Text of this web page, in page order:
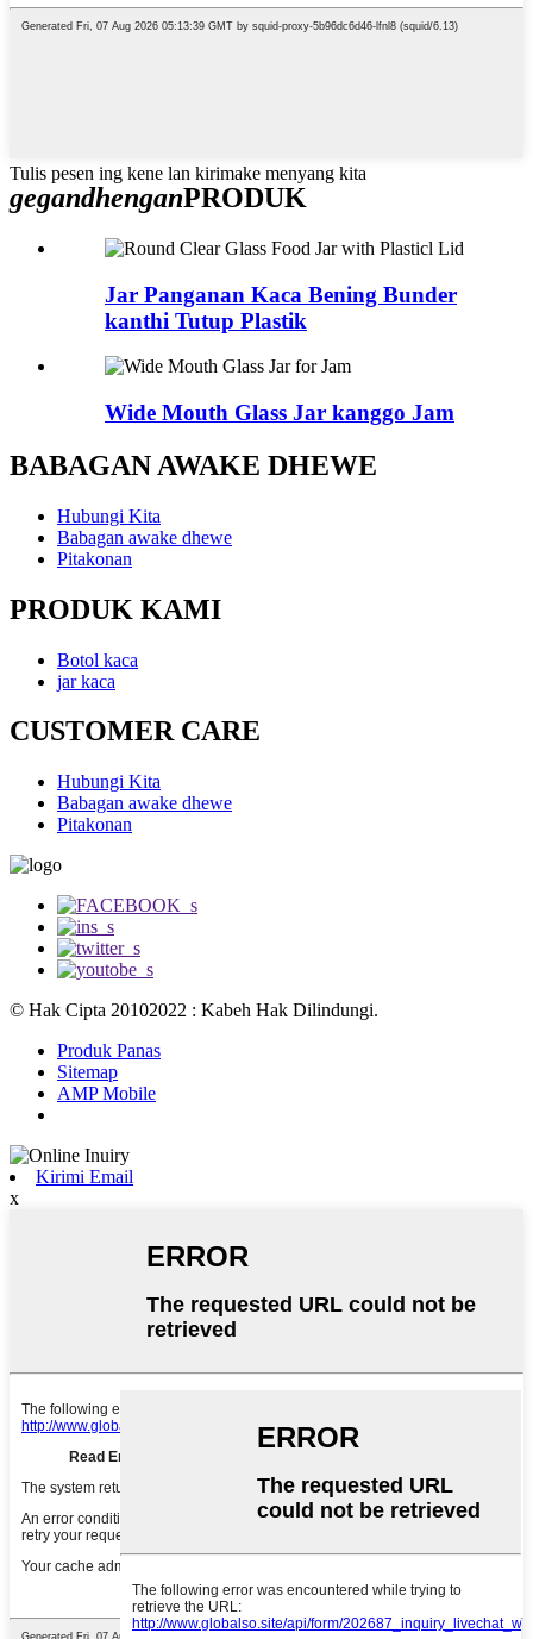
Tulis pesen ing kene lan kirimake menyang kita
gegandhenganPRODUK
Jar Panganan Kaca Bening Bunder
kanthi Tutup Plastik
Wide Mouth Glass Jar kanggo Jam
BABAGAN AWAKE DHEWE
Hubungi Kita
Babagan awake dhewe
Pitakonan
PRODUK KAMI
Botol kaca
jar kaca
CUSTOMER CARE
Hubungi Kita
Babagan awake dhewe
Pitakonan
© Hak Cipta 20102022 : Kabeh Hak Dilindungi.
Produk Panas
Sitemap
AMP Mobile
Kirimi Email
x